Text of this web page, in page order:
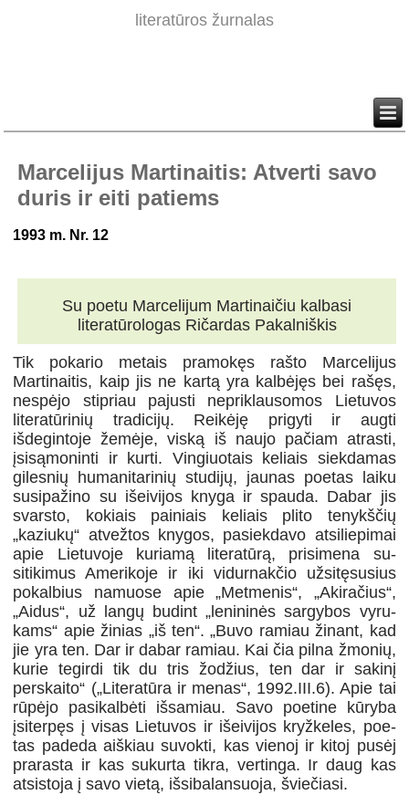
literatūros žurnalas
Marcelijus Martinaitis: Atverti savo
duris ir eiti patiems
1993 m. Nr. 12
Su poetu Marcelijum Martinaičiu kalbasi
literatūrologas Ričardas Pakalniškis
Tik pokario metais pramokęs rašto Marcelijus
Martinaitis, kaip jis ne kartą yra kalbėjęs bei rašęs,
nespėjo stipriau pajusti nepriklausomos Lietuvos
litera­tūrinių tradicijų. Reikėję prigyti ir augti
išdegintoje žemėje, viską iš naujo pa­čiam atrasti,
įsisąmoninti ir kurti. Vingiuotais keliais siekdamas
gilesnių huma­nitarinių studijų, jaunas poetas laiku
susipažino su išeivijos knyga ir spauda. Dabar jis
svarsto, kokiais painiais keliais plito tenykščių
„kaziukų“ atvežtos knygos, pasiekdavo atsiliepimai
apie Lietuvoje kuriamą literatūrą, prisimena su­
sitikimus Amerikoje ir iki vidurnakčio užsitęsusius
pokalbius namuose apie „Metmenis“, „Akiračius“,
„Aidus“, už langų budint „lenininės sargybos vyru­
kams“ apie žinias „iš ten“. „Buvo ramiau žinant, kad
jie yra ten. Dar ir dabar ramiau. Kai čia pilna žmonių,
kurie tegirdi tik du tris žodžius, ten dar ir sakinį
perskaito“ („Literatūra ir menas“, 1992.III.6). Apie tai
rūpėjo pasikalbėti išsa­miau. Savo poetine kūryba
įsiterpęs į visas Lietuvos ir išeivijos kryžkeles, poe­
tas padeda aiškiau suvokti, kas vienoj ir kitoj pusėj
prarasta ir kas sukurta tikra, vertinga. Ir daug kas
atsistoja į savo vietą, išsibalansuoja, šviečiasi.